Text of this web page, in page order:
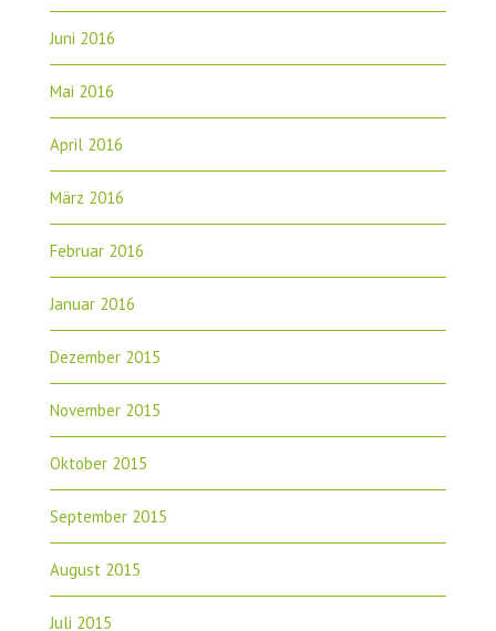
Juni 2016
Mai 2016
April 2016
März 2016
Februar 2016
Januar 2016
Dezember 2015
November 2015
Oktober 2015
September 2015
August 2015
Juli 2015